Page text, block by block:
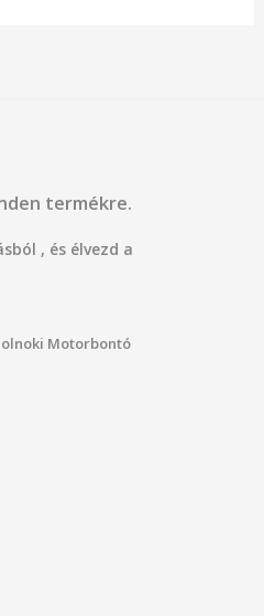
termékre.
, és élvezd a
Motorbontó